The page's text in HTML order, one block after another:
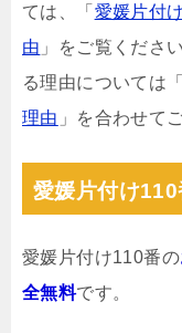
ては、「 愛媛片付
由 」をご覧くださ
る理由については「
理由 」を合わせて
愛媛片付け
愛媛片付け110番の
全無料です。